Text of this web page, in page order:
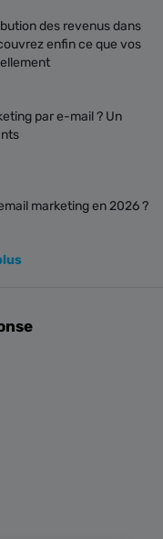
des revenus dans
enfin ce que vos
par e-mail ? Un
marketing en 2026 ?